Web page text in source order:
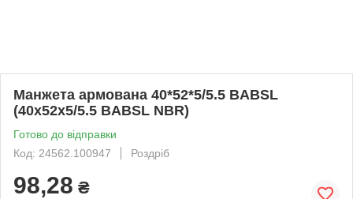
Манжета армована 40*52*5/5.5 BABSL
(40х52х5/5.5 BABSL NBR)
Готово до відправки
Код: 24562.100947
Роздріб
98,28 ₴